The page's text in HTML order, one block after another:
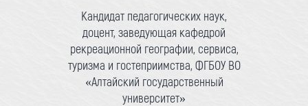
Кандидат педагогических наук,
доцент, заведующая кафедрой
рекреационной географии, сервиса,
туризма и гостеприимства, ФГБОУ ВО
«Алтайский государственный
университет»